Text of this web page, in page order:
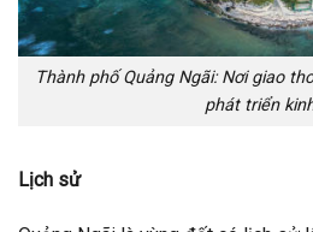
Thành phố Quảng Ngãi: Nơi giao
phát triển
Lịch sử